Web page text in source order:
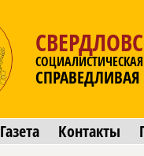
Газета Контакты